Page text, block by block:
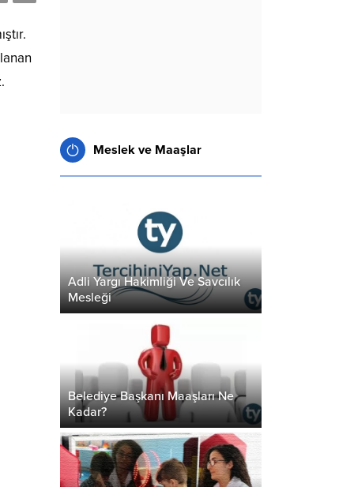
Meslek ve Maaşlar
Adli Yargı Hakimliği Ve Savcılık
Mesleği
Belediye Başkanı Maaşları Ne
Kadar?